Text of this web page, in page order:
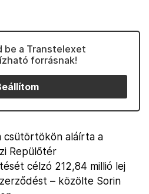
be a Transtelexet
forrásnak!
csütörtökön aláírta a
Repülőtér
célzó 212,84 millió lej
– közölte Sorin